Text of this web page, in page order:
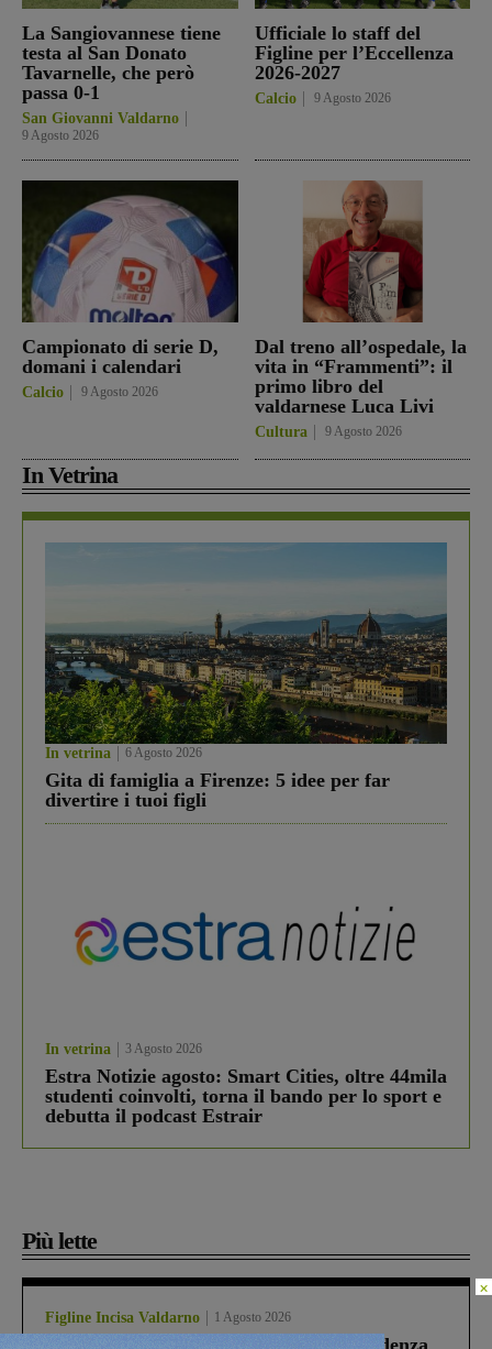
La Sangiovannese tiene
testa al San Donato
Tavarnelle, che però
passa 0-1
San Giovanni Valdarno
9 Agosto 2026
Ufficiale lo staff del
Figline per l’Eccellenza
2026-2027
Calcio 9 Agosto 2026
Campionato di serie D,
domani i calendari
Calcio 9 Agosto 2026
Dal treno all’ospedale, la
vita in “Frammenti”: il
primo libro del
valdarnese Luca Livi
Cultura 9 Agosto 2026
In Vetrina
In vetrina 6 Agosto 2026
Gita di famiglia a Firenze: 5 idee per far
divertire i tuoi figli
In vetrina 3 Agosto 2026
Estra Notizie agosto: Smart Cities, oltre 44mila
studenti coinvolti, torna il bando per lo sport e
debutta il podcast Estrair
Più lette
Figline Incisa Valdarno 1 Agosto 2026
×